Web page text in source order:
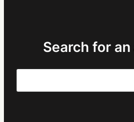
Search for